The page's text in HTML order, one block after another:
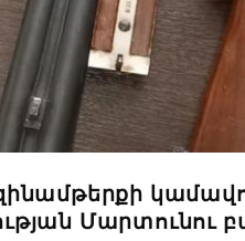
Մարտունու